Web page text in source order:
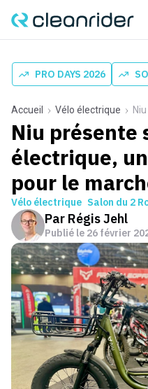
PRO DAYS 2026
Accueil Vélo électrique Niu
Niu présente
électrique,
pour le
Vélo électrique Salon du 2
Par Régis Jehl
Publié le 26 février